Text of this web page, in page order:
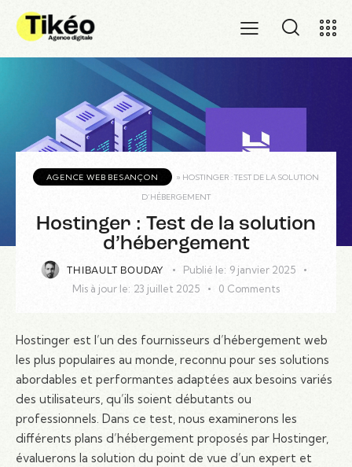
AGENCE WEB BESANÇON » HOSTINGER : TEST DE LA SOLUTION
D’HÉBERGEMENT
Hostinger : Test de la solution
d’hébergement
THIBAULT BOUDAY Publié le: 9 janvier 2025
Mis à jour le: 23 juillet 2025 0 Comments
Hostinger est l’un des fournisseurs d’hébergement web
les plus populaires au monde, reconnu pour ses solutions
abordables et performantes adaptées aux besoins variés
des utilisateurs, qu’ils soient débutants ou
professionnels. Dans ce test, nous examinerons les
différents plans d’hébergement proposés par Hostinger,
évaluerons la solution du point de vue d’un expert et